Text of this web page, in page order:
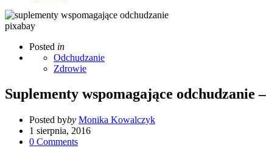
pixabay
Posted in
Odchudzanie
Zdrowie
Suplementy wspomagające odchudzanie
Posted byby Monika Kowalczyk
1 sierpnia, 2016
0 Comments